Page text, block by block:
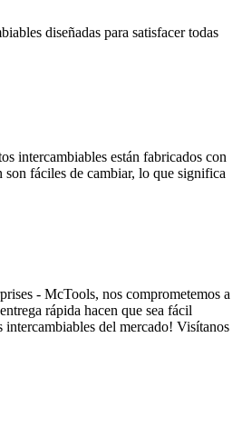
diseñadas para satisfacer todas
intercambiables están fabricados con
son fáciles de cambiar, lo que significa
- McTools, nos comprometemos a
rápida hacen que sea fácil
intercambiables del mercado! Visí­tanos